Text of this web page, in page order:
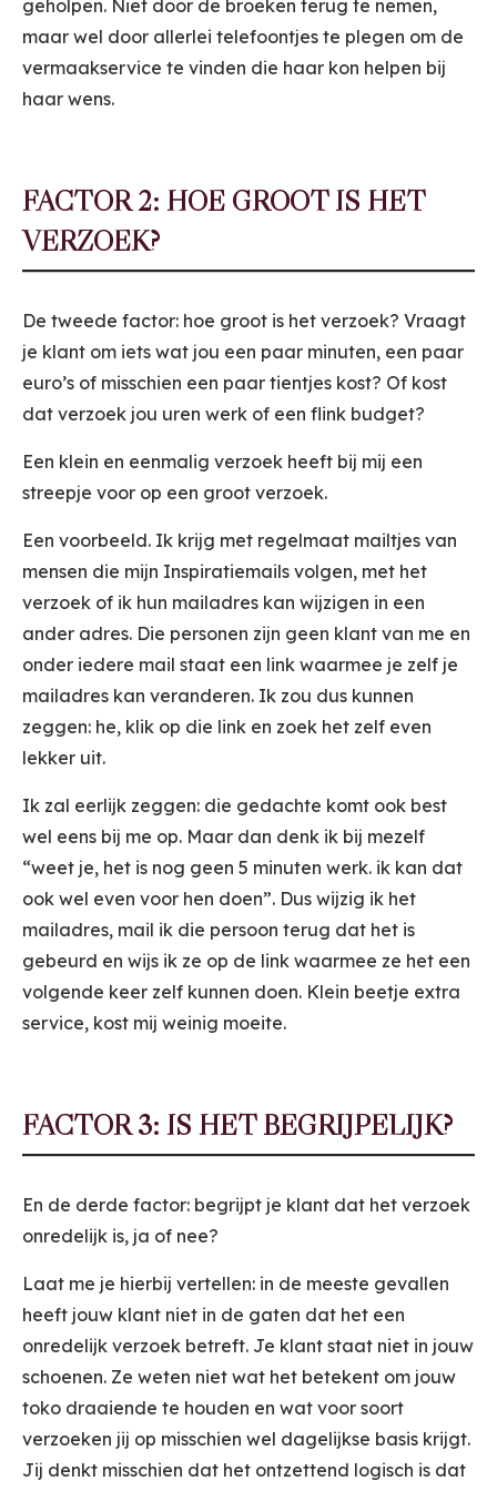
geholpen. Niet door de broeken terug te nemen,
maar wel door allerlei telefoontjes te plegen om de
vermaakservice te vinden die haar kon helpen bij
haar wens.
FACTOR 2: HOE GROOT IS HET
VERZOEK?
De tweede factor: hoe groot is het verzoek? Vraagt
je klant om iets wat jou een paar minuten, een paar
euro’s of misschien een paar tientjes kost? Of kost
dat verzoek jou uren werk of een flink budget?
Een klein en eenmalig verzoek heeft bij mij een
streepje voor op een groot verzoek.
Een voorbeeld. Ik krijg met regelmaat mailtjes van
mensen die mijn Inspiratiemails volgen, met het
verzoek of ik hun mailadres kan wijzigen in een
ander adres. Die personen zijn geen klant van me en
onder iedere mail staat een link waarmee je zelf je
mailadres kan veranderen. Ik zou dus kunnen
zeggen: he, klik op die link en zoek het zelf even
lekker uit.
Ik zal eerlijk zeggen: die gedachte komt ook best
wel eens bij me op. Maar dan denk ik bij mezelf
“weet je, het is nog geen 5 minuten werk. ik kan dat
ook wel even voor hen doen”. Dus wijzig ik het
mailadres, mail ik die persoon terug dat het is
gebeurd en wijs ik ze op de link waarmee ze het een
volgende keer zelf kunnen doen. Klein beetje extra
service, kost mij weinig moeite.
FACTOR 3: IS HET BEGRIJPELIJK?
En de derde factor: begrijpt je klant dat het verzoek
onredelijk is, ja of nee?
Laat me je hierbij vertellen: in de meeste gevallen
heeft jouw klant niet in de gaten dat het een
onredelijk verzoek betreft. Je klant staat niet in jouw
schoenen. Ze weten niet wat het betekent om jouw
toko draaiende te houden en wat voor soort
verzoeken jij op misschien wel dagelijkse basis krijgt.
Jij denkt misschien dat het ontzettend logisch is dat